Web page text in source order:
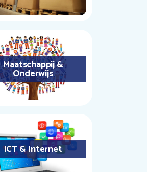
Maatschappij &
Onderwijs
ICT & Internet